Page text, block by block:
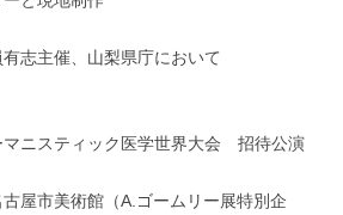
志主催、山梨県庁において
マニスティック医学世界大会 招待公演
屋市美術館（A.ゴームリー展特別企